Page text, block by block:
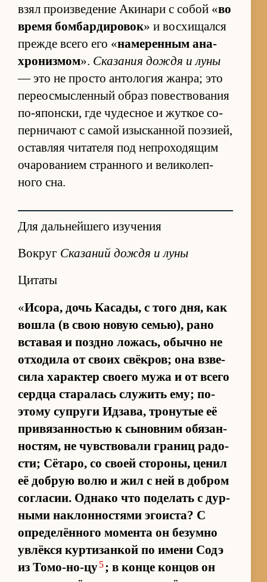
взял про­из­ве­де­ние Аки­нари с со­бой «во
время бом­бар­ди­ро­вок» и вос­хи­щался
прежде всего его «на­ме­рен­ным ана­
хро­низ­мом». Ска­за­ния до­ждя и луны
— это не про­сто ан­то­ло­гия жан­ра; это
пе­ре­осмыс­лен­ный об­раз по­вест­во­ва­ния
по-я­пон­ски, где чу­дес­ное и жут­кое со­
пер­ни­чают с са­мой изыс­кан­ной по­э­зи­ей,
остав­ляя чи­та­теля под не­про­хо­дя­щим
оча­ро­ва­нием стран­ного и ве­ли­ко­леп­
ного сна.
Для дальнейшего изучения
Вокруг Сказаний дождя и луны
Цитаты
«Исо­ра, дочь Ка­са­ды, с того дня, как
во­шла (в свою но­вую се­мью), рано
вста­вая и поздно ло­жась, обычно не
от­хо­дила от своих свё­кров; она взве­
сила ха­рак­тер сво­его мужа и от всего
сердца ста­ра­лась слу­жить ему; по­
этому су­пруги Ид­за­ва, тро­ну­тые её
при­вя­зан­но­стью к сы­нов­ним обя­зан­
но­стям, не чув­ство­вали гра­ниц ра­до­
сти; Сёта­ро, со своей сто­ро­ны, це­нил
её до­брую волю и жил с ней в до­бром
со­гла­сии. Од­нако что по­де­лать с дур­
ными на­клон­но­стями эго­и­ста? С
опре­делён­ного мо­мента он без­умно
увлёкся кур­ти­зан­кой по имени Содэ
из То­мо-но-цу5; в конце кон­цов он